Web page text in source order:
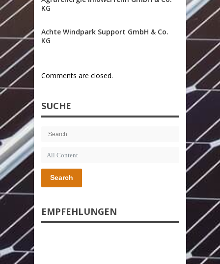
KG
Achte Windpark Support GmbH & Co.
KG
Comments are closed.
SUCHE
Search
EMPFEHLUNGEN